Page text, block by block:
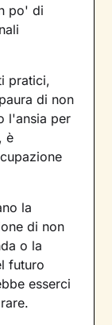
po' di
pratici,
di non
l'ansia per
è
la
di non
o la
futuro
esserci